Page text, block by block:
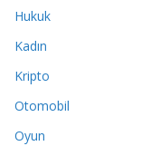
Hukuk
Kadın
Kripto
Otomobil
Oyun